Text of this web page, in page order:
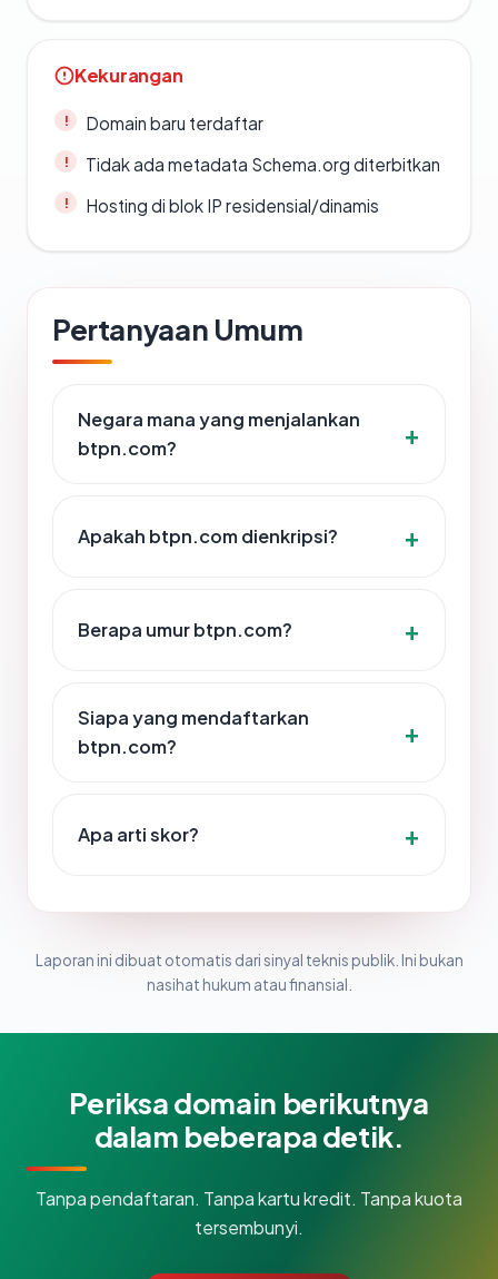
Kekurangan
Domain baru terdaftar
Tidak ada metadata Schema.org diterbitkan
Hosting di blok IP residensial/dinamis
Pertanyaan Umum
Negara mana yang menjalankan
btpn.com?
Apakah btpn.com dienkripsi?
Berapa umur btpn.com?
Siapa yang mendaftarkan
btpn.com?
Apa arti skor?
Laporan ini dibuat otomatis dari sinyal teknis publik. Ini bukan
nasihat hukum atau finansial.
Periksa domain berikutnya
dalam beberapa detik.
Tanpa pendaftaran. Tanpa kartu kredit. Tanpa kuota
tersembunyi.